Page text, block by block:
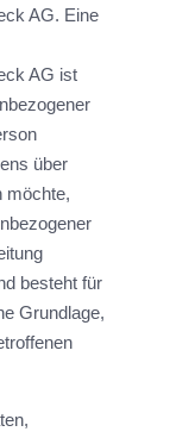
AG. Eine
AG ist
über
möchte,
besteht für
Grundlage,